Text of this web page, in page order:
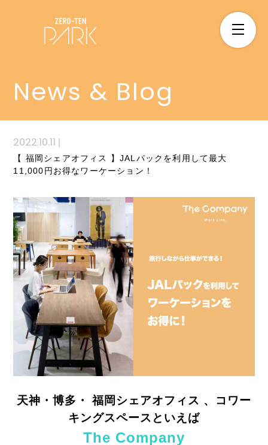
News & Blog
2022.10.11 |
【 福岡シェアオフィス 】JALパックを利用して最大
11,000円お得なワーケーション！
天神・博多・ 福岡シェアオフィス 、 コワー
キングスペースといえば
The Company